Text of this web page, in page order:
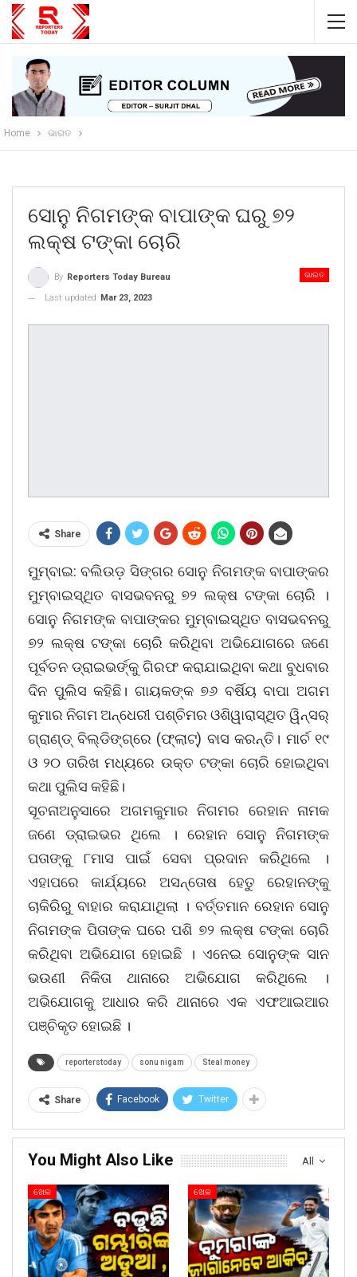
Home ଭାରତ
ସୋନୁ ନିଗମଙ୍କ ବାପାଙ୍କ ଘରୁ ୭୨
ଲକ୍ଷ ଟଙ୍କା ଚୋରି
ଭାରତ
By Reporters Today Bureau
Last updated
Mar 23, 2023
Share
ମୁମ୍ବାଇ: ବଲିଉଡ଼ ସିଙ୍ଗର ସୋନୁ ନିଗମଙ୍କ ବାପାଙ୍କର
ମୁମ୍ବାଇସ୍ଥିତ ବାସଭବନରୁ ୭୨ ଲକ୍ଷ ଟଙ୍କା ଚୋରି ।
ସୋନୁ ନିଗମଙ୍କ ବାପାଙ୍କର ମୁମ୍ବାଇସ୍ଥିତ ବାସଭବନରୁ
୭୨ ଲକ୍ଷ ଟଙ୍କା ଚୋରି କରିଥିବା ଅଭିଯୋଗରେ ଜଣେ
ପୂର୍ବତନ ଡ୍ରାଇଭର୍ଙ୍କୁ ଗିରଫ କରାଯାଇଥିବା କଥା ବୁଧବାର
ଦିନ ପୁଲିସ କହିଛି। ଗାୟକଙ୍କ ୭୬ ବର୍ଷିୟ ବାପା ଅଗମ
କୁମାର ନିଗମ ଅନ୍ଧେରୀ ପଶ୍ଚିମର ଓଶିୱାରାସ୍ଥିତ ୱିନ୍ସର୍
ଗ୍ରାଣ୍ଡ୍ ବିଲ୍ଡିଙ୍ଗ୍ରେ (ଫ୍ଲାଟ୍) ବାସ କରନ୍ତି। ମାର୍ଚ ୧୯
ଓ ୨୦ ତାରିଖ ମଧ୍ୟରେ ଉକ୍ତ ଟଙ୍କା ଚୋରି ହୋଇଥିବା
କଥା ପୁଲିସ କହିଛି।
ସୂଚନାଅନୁସାରେ ଅଗମକୁମାର ନିଗମର ରେହାନ ନାମକ
ଜଣେ ଡ୍ରାଇଭର ଥିଲେ । ରେହାନ ସୋନୁ ନିଗମଙ୍କ
ପତାଙ୍କୁ ୮ମାସ ପାଇଁ ସେବା ପ୍ରଦାନ କରିଥିଲେ ।
ଏହାପରେ କାର୍ଯ୍ୟରେ ଅସନ୍ତୋଷ ହେତୁ ରେହାନଙ୍କୁ
ଚାକିରିରୁ ବାହାର କରାଯାଥିଲା । ବର୍ତ୍ତମାନ ରେହାନ ସୋନୁ
ନିଗମଙ୍କ ପିତାଙ୍କ ଘରେ ପଶି ୭୨ ଲକ୍ଷ ଟଙ୍କା ଚୋରି
କରିଥିବା ଅଭିଯୋଗ ହୋଇଛି । ଏନେଇ ସୋନୁଙ୍କ ସାନ
ଭଉଣୀ ନିକିତା ଥାନାରେ ଅଭିଯୋଗ କରିଥିଲେ ।
ଅଭିଯୋଗକୁ ଆଧାର କରି ଥାନାରେ ଏକ ଏଫଆଇଆର
ପଞ୍ଚିକୃତ ହୋଇଛି ।
reporterstoday sonu nigam Steal money
Share Facebook Twitter
All
You Might Also Like
ଖେଳ ଖେଳ